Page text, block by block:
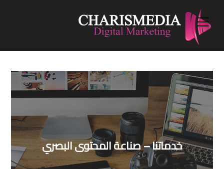
content
خدماتنا – صناعة المحتوى البصري